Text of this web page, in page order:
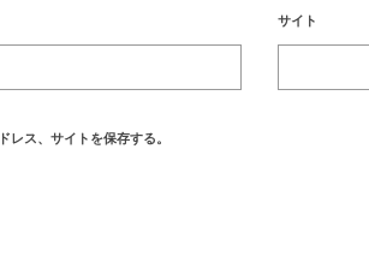
サイト
レス、サイトを保存する。